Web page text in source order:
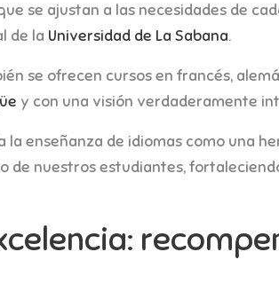
se ajustan a las necesidades de
de la Universidad de La Sabana.
se ofrecen cursos en francés,
y con una visión verdaderamente
la enseñanza de idiomas como una
de nuestros estudiantes,